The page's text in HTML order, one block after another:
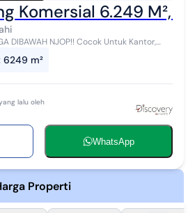
Komersial 6.249 M²,
DIBAWAH NJOP!! Cocok Untuk Kantor,
m2 Luas
6249 m²
lalu oleh
WhatsApp
Properti